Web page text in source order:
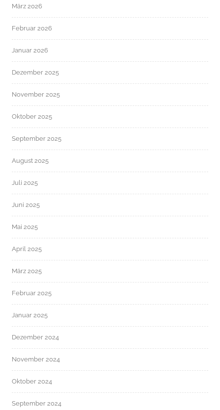
März 2026
Februar 2026
Januar 2026
Dezember 2025
November 2025
Oktober 2025
September 2025
August 2025
Juli 2025
Juni 2025
Mai 2025
April 2025
März 2025
Februar 2025
Januar 2025
Dezember 2024
November 2024
Oktober 2024
September 2024